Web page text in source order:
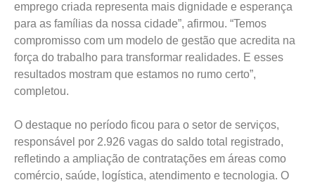
emprego criada representa mais dignidade e esperança
para as famílias da nossa cidade”, afirmou. “Temos
compromisso com um modelo de gestão que acredita na
força do trabalho para transformar realidades. E esses
resultados mostram que estamos no rumo certo”,
completou.
O destaque no período ficou para o setor de serviços,
responsável por 2.926 vagas do saldo total registrado,
refletindo a ampliação de contratações em áreas como
comércio, saúde, logística, atendimento e tecnologia. O